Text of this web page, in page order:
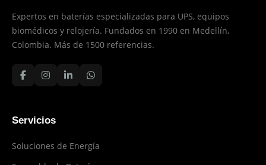
Expertos en baterías especializadas para UPS, equipos
biomédicos y relojería. Fundados en 1990 en Medellín,
Colombia. Más de 1500 referencias.
Servicios
Soluciones de Energía